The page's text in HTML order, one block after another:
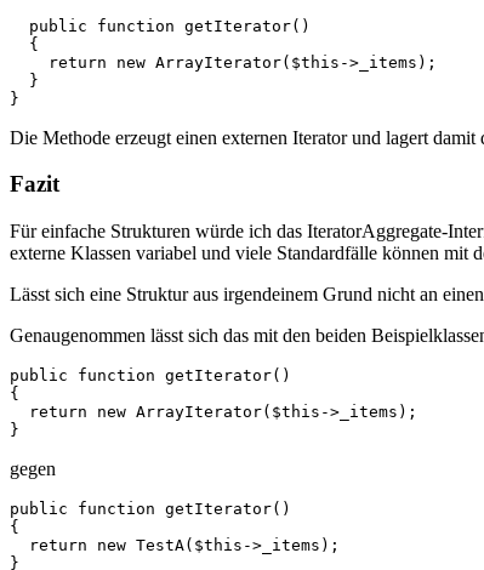
  public function getIterator()
  {
    return new ArrayIterator($this->_items);
  }
}
Die Methode erzeugt einen externen Iterator und lagert
Fazit
Für einfache Strukturen würde ich das IteratorAggregate-
externe Klassen variabel und viele Standardfälle können mit
Lässt sich eine Struktur aus irgendeinem Grund nicht an
Genaugenommen lässt sich das mit den beiden
public function getIterator()
{
  return new ArrayIterator($this->_items);
}
gegen
public function getIterator()
{
  return new TestA($this->_items);
}